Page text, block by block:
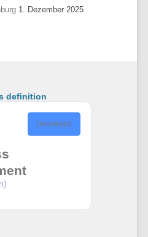
1. Dezember 2025
definition
Download